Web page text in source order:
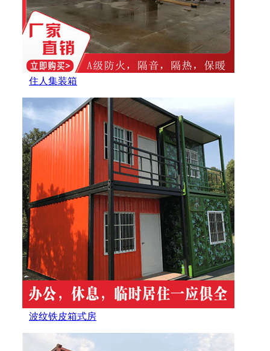
住人集装箱
波纹铁皮箱式房